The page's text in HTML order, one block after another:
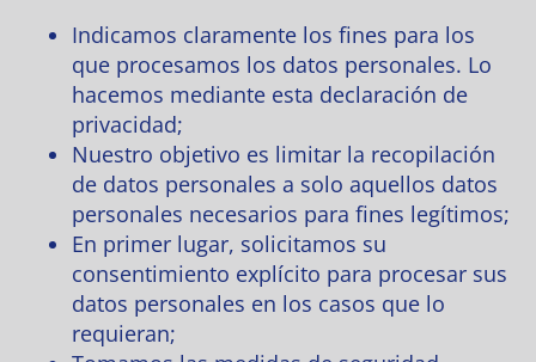
Indicamos claramente los fines para los
que procesamos los datos personales. Lo
hacemos mediante esta declaración de
privacidad;
Nuestro objetivo es limitar la recopilación
de datos personales a solo aquellos datos
personales necesarios para fines legítimos;
En primer lugar, solicitamos su
consentimiento explícito para procesar sus
datos personales en los casos que lo
requieran;